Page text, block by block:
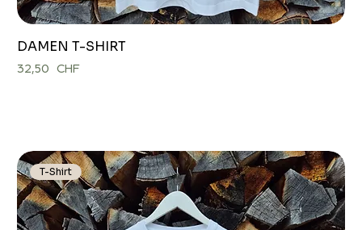
DAMEN T-SHIRT
Preis
32,50 CHF
T-Shirt